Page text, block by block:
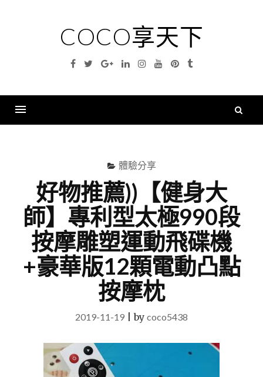
COCO享天下
Facebook
TwitterGoogleLinkedinInstagramYouTubePinterest
Tumblr
體驗分享
好物推薦))【健身大
師】專利型太極990段
按摩雕塑運動飛碟機
+豪華版12顆電動凸點
按摩枕
2019-11-19 |by coco5438